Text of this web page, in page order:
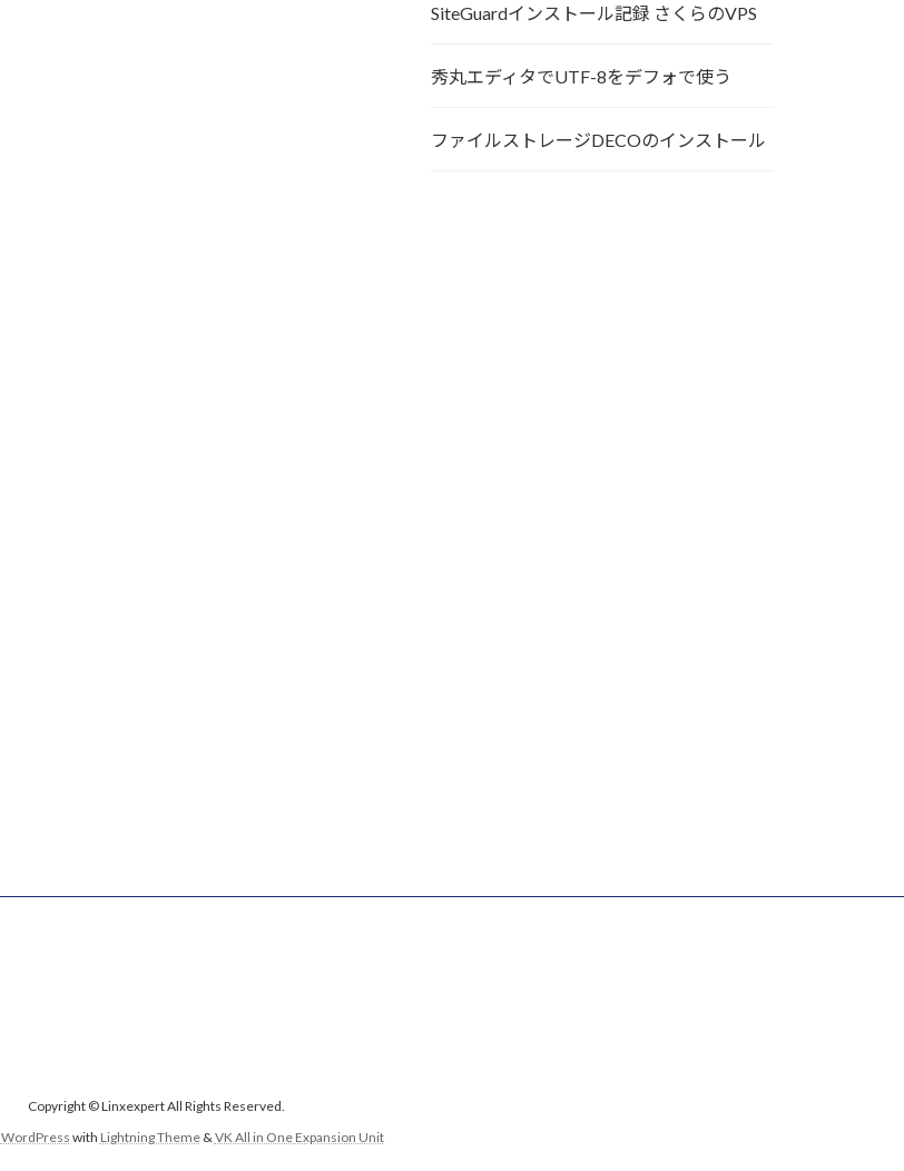
SiteGuardインストール記録 さくらのVPS
秀丸エディタでUTF-8をデフォで使う
ファイルストレージDECOのインストール
Copyright © Linxexpert All Rights Reserved.
WordPress with Lightning Theme& VK All in One Expansion Unit